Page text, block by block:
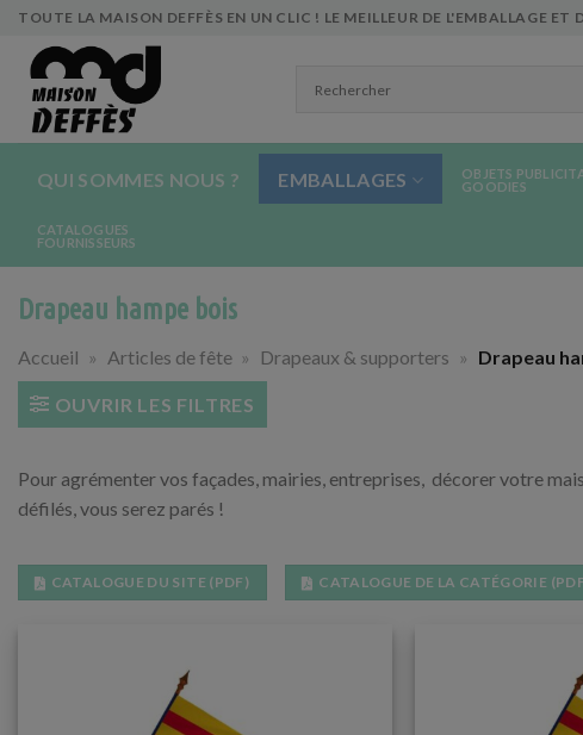
Skip
content
TOUTE LA MAISON DEFFÈS EN UN CLIC ! LE MEILLEUR DE L'EMBALLAGE ET
QUI SOMMES NOUS ? EMBALLAGES
OBJETS
GOODIES
CATALOGUES
FOURNISSEURS
Drapeau hampe bois
Accueil » Articles de fête » Drapeaux & supporters » Drapeau
OUVRIR LES FILTRES
Pour agrémenter vos façades, mairies, entreprises, décorer votre
défilés, vous serez parés !
CATALOGUE DU SITE (PDF) CATALOGUE DE LA CATÉGORIE